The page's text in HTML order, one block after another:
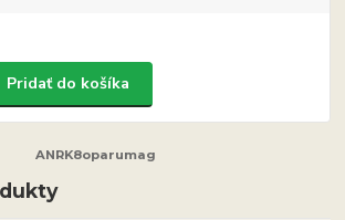
Pridať do košíka
ANRK8oparumag